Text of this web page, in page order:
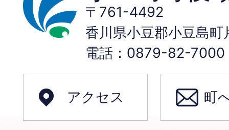
〒761-4492
香川県小豆郡小豆島
電話：0879-82-7000
アクセス 町